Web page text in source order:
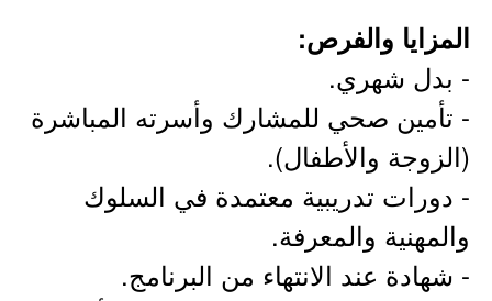
المزايا والفرص:
- بدل شهري.
- تأمين صحي للمشارك وأسرته المباشرة
(الزوجة والأطفال).
- دورات تدريبية معتمدة في السلوك
والمهنية والمعرفة.
- شهادة عند الانتهاء من البرنامج.